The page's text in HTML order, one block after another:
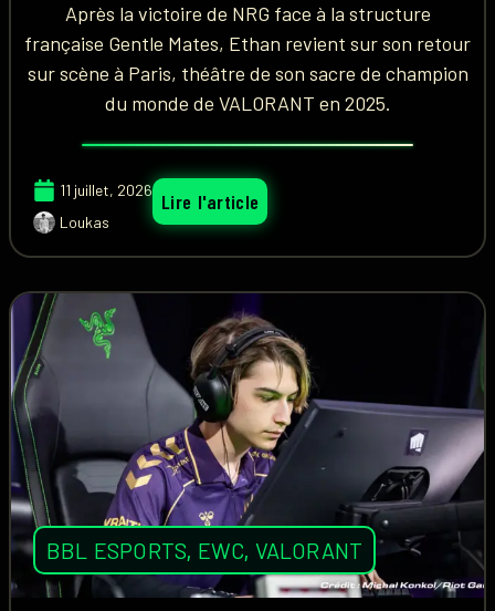
Après la victoire de NRG face à la structure
française Gentle Mates, Ethan revient sur son retour
sur scène à Paris, théâtre de son sacre de champion
du monde de VALORANT en 2025.
11 juillet, 2026
Loukas
Lire l'article
BBL ESPORTS, EWC, VALORANT